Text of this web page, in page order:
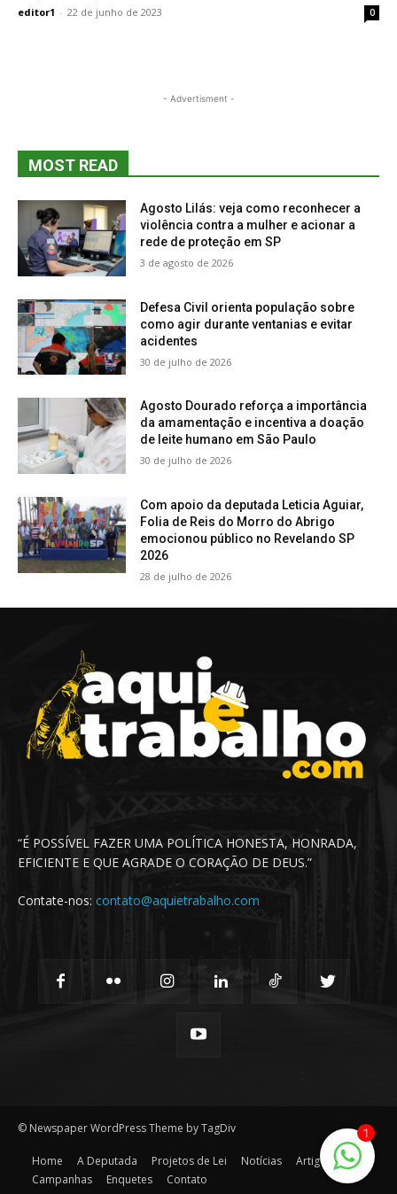
editor1 - 22 de junho de 2023 0
- Advertisment -
MOST READ
Agosto Lilás: veja como reconhecer a
violência contra a mulher e acionar a
rede de proteção em SP
3 de agosto de 2026
Defesa Civil orienta população sobre
como agir durante ventanias e evitar
acidentes
30 de julho de 2026
Agosto Dourado reforça a importância
da amamentação e incentiva a doação
de leite humano em São Paulo
30 de julho de 2026
Com apoio da deputada Leticia Aguiar,
Folia de Reis do Morro do Abrigo
emocionou público no Revelando SP
2026
28 de julho de 2026
“É POSSÍVEL FAZER UMA POLÍTICA HONESTA, HONRADA,
EFICIENTE E QUE AGRADE O CORAÇÃO DE DEUS.”
Contate-nos: contato@aquietrabalho.com
© Newspaper WordPress Theme by TagDiv
Home A Deputada Projetos de Lei Notícias
Artigos
Campanhas
Enquetes Contato
1